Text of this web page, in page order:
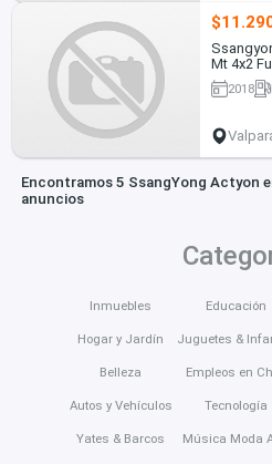
Mt 4x2
2018
Encontramos 5 SsangYong Actyon
anuncios
Inmuebles
Hogar y Jardín
Belleza
Autos y Vehículos
Yates & Barcos
Educación
Juguetes &
Empleos en
Tecnología
Música Moda